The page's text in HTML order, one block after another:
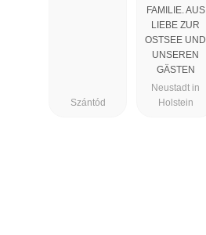
Szántód
FAMILIE. AUS
LIEBE ZUR
OSTSEE UND
UNSEREN
GÄSTEN
Neustadt in
Holstein